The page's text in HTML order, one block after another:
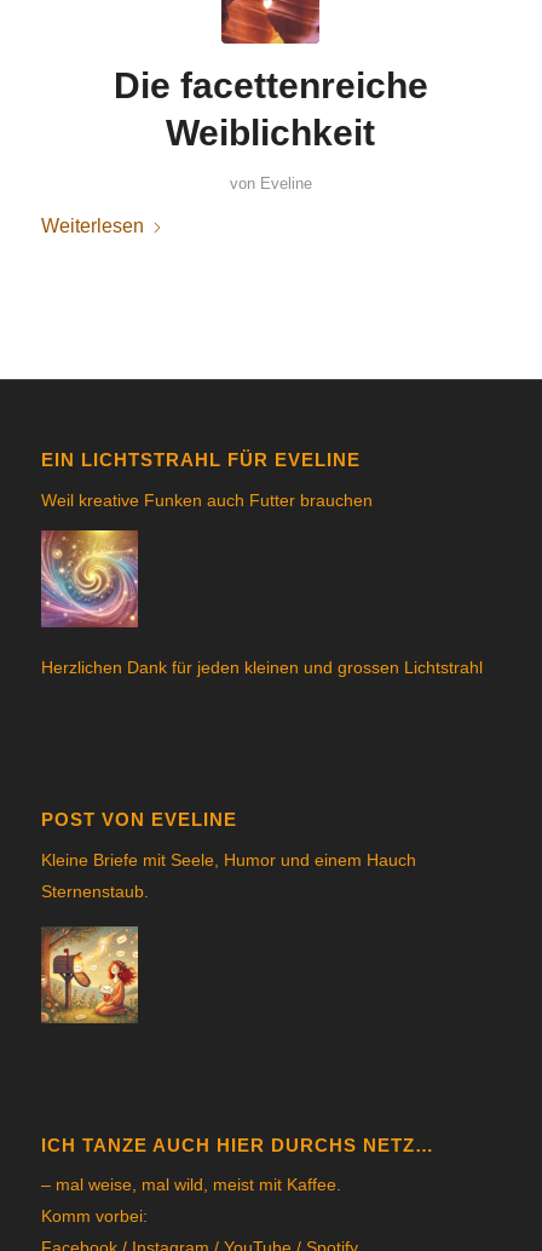
Die facettenreiche
Weiblichkeit
von Eveline
Weiterlesen
EIN LICHTSTRAHL FÜR EVELINE
Weil kreative Funken auch Futter brauchen
Herzlichen Dank für jeden kleinen und grossen Lichtstrahl
POST VON EVELINE
Kleine Briefe mit Seele, Humor und einem Hauch
Sternenstaub.
ICH TANZE AUCH HIER DURCHS NETZ…
– mal weise, mal wild, meist mit Kaffee.
Komm vorbei: